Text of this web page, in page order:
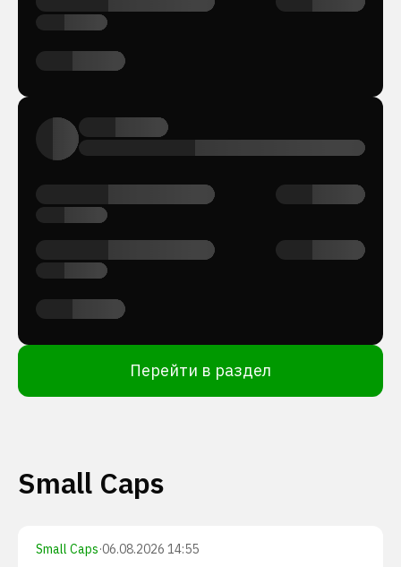
Перейти в раздел
Small Caps
Small Caps·06.08.2026 14:55